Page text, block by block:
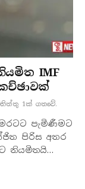
IMF
1ක් ගතවේ.
පැමිණීමට
පිරිස අතර
නියමිතයි…